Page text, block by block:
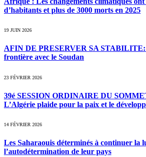
d’habitants et plus de 3000 morts en 2025
19 JUIN 2026
AFIN DE PRESERVER SA STABILITE:
frontière avec le Soudan
23 FÉVRIER 2026
39é SESSION ORDINAIRE DU
L’Algérie plaide pour la paix et le
14 FÉVRIER 2026
Les Saharaouis déterminés à continuer la
l’autodétermination de leur pays